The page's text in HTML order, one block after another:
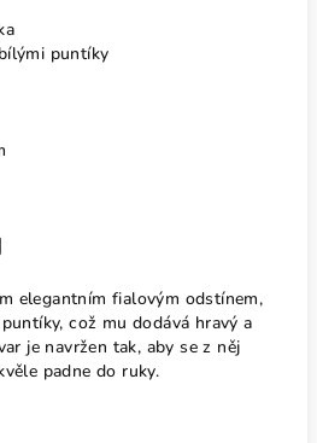
puntíky
elegantním fialovým odstínem,
což mu dodává hravý a
je navržen tak, aby se z něj
padne do ruky.